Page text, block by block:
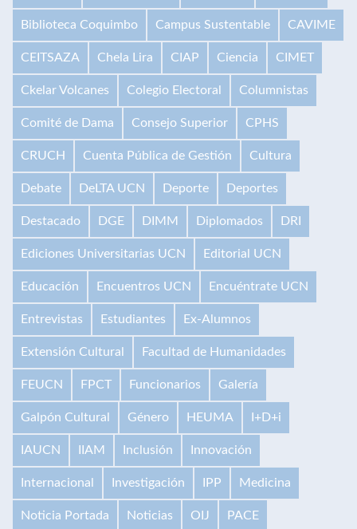
Biblioteca Coquimbo Campus Sustentable CAVIME
CEITSAZA Chela Lira CIAP Ciencia CIMET
Ckelar Volcanes Colegio Electoral Columnistas
Comité de Dama Consejo Superior CPHS
CRUCH Cuenta Pública de Gestión Cultura
Debate DeLTA UCN Deporte Deportes
Destacado DGE DIMM Diplomados DRI
Ediciones Universitarias UCN Editorial UCN
Educación Encuentros UCN Encuéntrate UCN
Entrevistas Estudiantes Ex-Alumnos
Extensión Cultural Facultad de Humanidades
FEUCN FPCT Funcionarios Galería
Galpón Cultural Género HEUMA I+D+i
IAUCN IIAM Inclusión Innovación
Internacional Investigación IPP Medicina
Noticia Portada Noticias OIJ PACE